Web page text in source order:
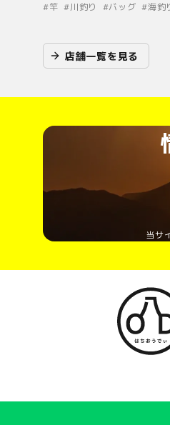
#竿 #川釣り #バッグ #海釣
店舗一覧を見る
当サ